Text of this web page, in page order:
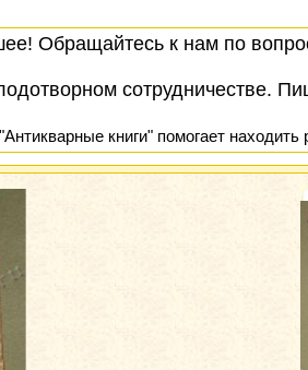
Обращайтесь к нам по
сотрудничестве.
книги" помогает